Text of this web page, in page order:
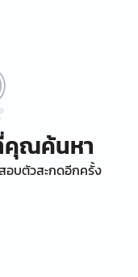
คุณค้นหา
อบตัวสะกดอีกครั้ง